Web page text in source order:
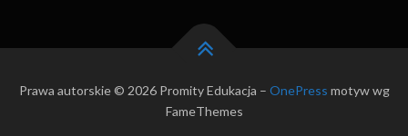
Prawa autorskie © 2026 Promity Edukacja – OnePress motyw wg
FameThemes